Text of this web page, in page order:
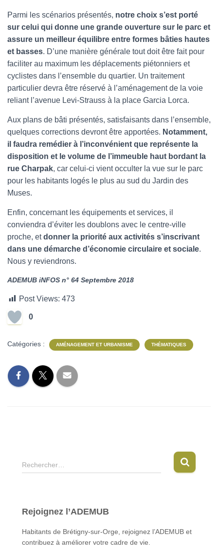
Parmi les scénarios présentés, notre choix s’est porté
sur celui qui donne une grande ouverture sur le parc et
assure un meilleur équilibre entre formes bâties hautes
et basses. D’une manière générale tout doit être fait pour
faciliter au maximum les déplacements piétonniers et
cyclistes dans l’ensemble du quartier. Un traitement
particulier devra être réservé à l’aménagement de la voie
reliant l’avenue Levi-Strauss à la place Garcia Lorca.
Aux plans de bâti présentés, satisfaisants dans l’ensemble,
quelques corrections devront être apportées. Notamment,
il faudra remédier à l’inconvénient que représente la
disposition et le volume de l’immeuble haut bordant la
rue Charpak, car celui-ci vient occulter la vue sur le parc
pour les habitants logés le plus au sud du Jardin des
Muses.
Enfin, concernant les équipements et services, il
conviendra d’éviter les doublons avec le centre-ville
proche, etdonner la priorité aux activités s’inscrivant
dans une démarche d’économie circulaire et sociale.
Nous y reviendrons.
ADEMUB iNFOS n° 64 Septembre 2018
Post Views: 473
0
Catégories : AMÉNAGEMENT ET URBANISME THÉMATIQUES
R
e
r
h
e
Rechercher…
Rejoignez l’ADEMUB
Habitants de Brétigny-sur-Orge, rejoignez l’ADEMUB et
contribuez à améliorer votre cadre de vie.